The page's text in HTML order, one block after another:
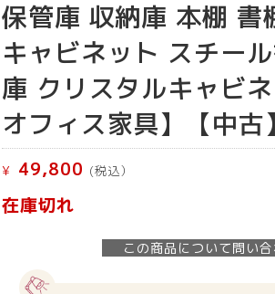
保管庫 収納庫 本棚 書
キャビネット スチー
庫 クリスタルキャビ
オフィス家具】【中古】
¥ 49,800 (税込）
在庫切れ
この商品について問い